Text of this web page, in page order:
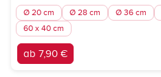
Ø 20 cm Ø 28 cm Ø 36 cm
60 x 40 cm
ab 7,90 €